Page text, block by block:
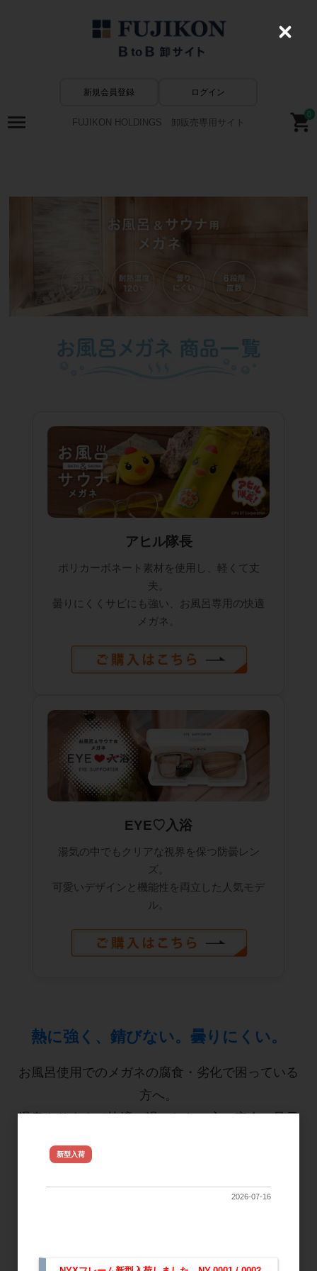
新規会員登録 ログイン
FUJIKON HOLDINGS 卸販売専用サイト
0
アヒル隊長
ポリカーボネート素材を使用し、軽くて丈
夫。
曇りにくくサビにも強い、お風呂専用の快適
メガネ。
EYE♡入浴
湯気の中でもクリアな視界を保つ防曇レン
ズ。
可愛いデザインと機能性を両立した人気モデ
ル。
熱に強く、錆びない。曇りにくい。
お風呂使用でのメガネの腐食・劣化で困っている
方へ。
温泉やサウナで快適に過ごしたい方、安全に足元
読書やスマホなどで動画を楽しみたいあなたへ。
入浴中の「見えない」や「危ない」を解消しま
新型入荷
2026-07-16
C